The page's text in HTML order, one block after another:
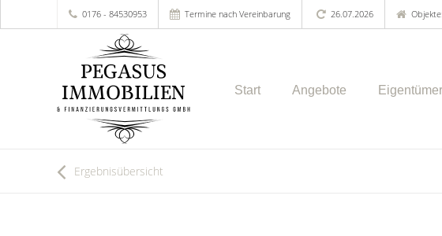
0176 - 84530953 Termine nach Vereinbarung 26.07.2026
Start Angebote Eigentümer
Ergebnisübersicht